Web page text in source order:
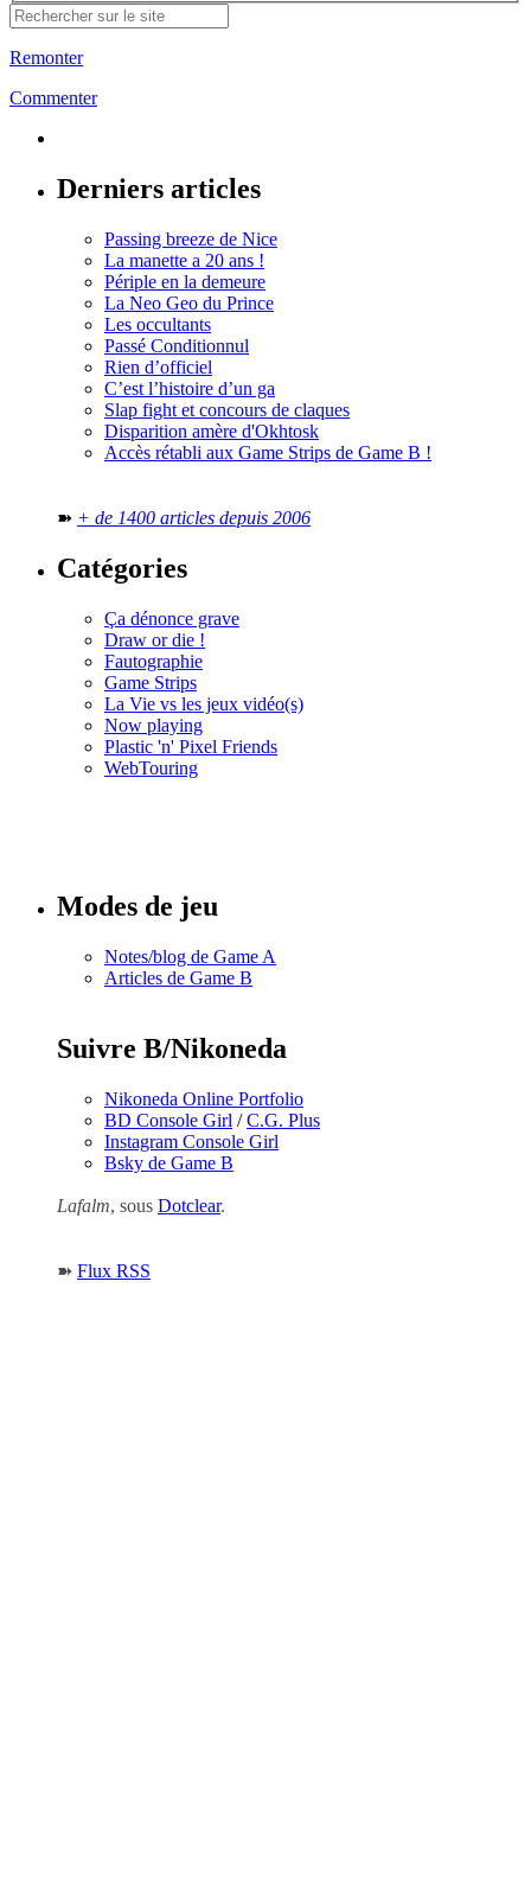
Remonter
Commenter
Derniers articles
Passing breeze de Nice
La manette a 20 ans !
Périple en la demeure
La Neo Geo du Prince
Les occultants
Passé Conditionnul
Rien d’officiel
C’est l’histoire d’un ga
Slap fight et concours de claques
Disparition amère d'Okhtosk
Accès rétabli aux Game Strips de Game B !
➽ + de 1400 articles depuis 2006
Catégories
Ça dénonce grave
Draw or die !
Fautographie
Game Strips
La Vie vs les jeux vidéo(s)
Now playing
Plastic 'n' Pixel Friends
WebTouring
Modes de jeu
Notes/blog de Game A
Articles de Game B
Suivre B/Nikoneda
Nikoneda Online Portfolio
BD Console Girl /C.G. Plus
Instagram Console Girl
Bsky de Game B
Lafalm, sous Dotclear.
➽ Flux RSS